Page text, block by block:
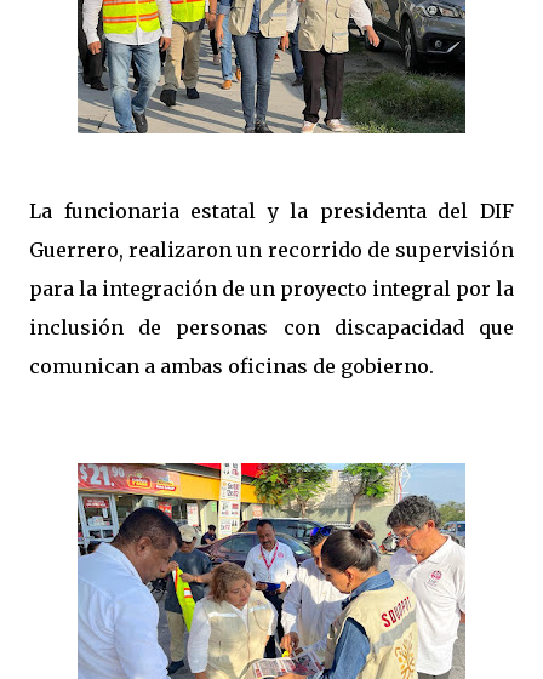
La funcionaria estatal y la presidenta del DIF
Guerrero, realizaron un recorrido de supervisión
para la integración de un proyecto integral por la
inclusión de personas con discapacidad que
comunican a ambas oficinas de gobierno.